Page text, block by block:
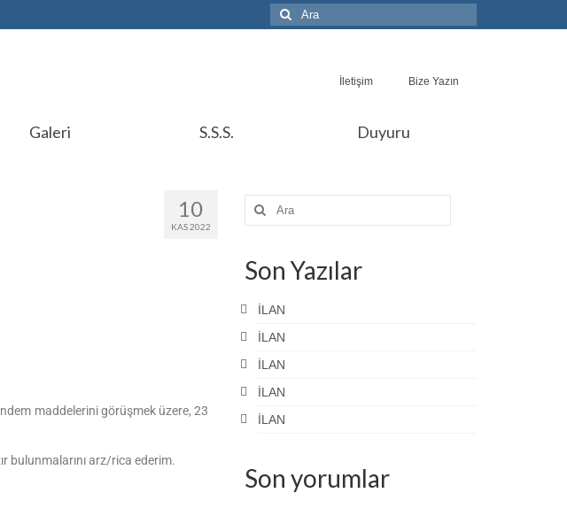
İletişim Bize Yazın
Galeri S.S.S. Duyuru
10
KAS 2022
maddelerini görüşmek üzere, 23
bulunmalarınıarz/rica ederim.
Son Yazılar
İLAN
İLAN
İLAN
İLAN
İLAN
Son yorumlar